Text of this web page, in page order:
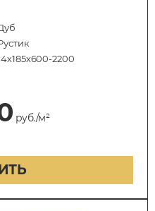
2200
руб./м²